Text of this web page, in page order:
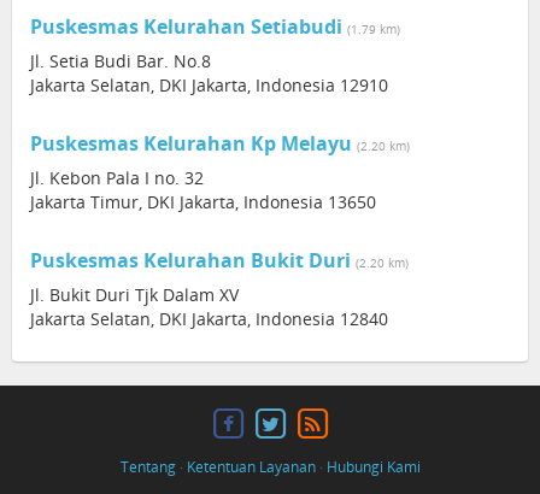
Puskesmas Kelurahan Setiabudi (1.79 km)
Jl. Setia Budi Bar. No.8
Jakarta Selatan, DKI Jakarta, Indonesia 12910
Puskesmas Kelurahan Kp Melayu (2.20 km)
Jl. Kebon Pala I no. 32
Jakarta Timur, DKI Jakarta, Indonesia 13650
Puskesmas Kelurahan Bukit Duri (2.20 km)
Jl. Bukit Duri Tjk Dalam XV
Jakarta Selatan, DKI Jakarta, Indonesia 12840
Tentang· Ketentuan Layanan· Hubungi Kami